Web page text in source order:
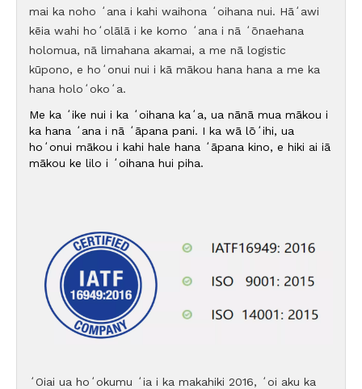
mai ka noho ʻana i kahi waihona ʻoihana nui. Hāʻawi
kēia wahi hoʻolālā i ke komo ʻana i nā ʻōnaehana
holomua, nā limahana akamai, a me nā logistic
kūpono, e hoʻonui nui i kā mākou hana hana a me ka
hana holoʻokoʻa.
Me ka ʻike nui i ka ʻoihana kaʻa, ua nānā mua mākou i
ka hana ʻana i nā ʻāpana pani. I ka wā lōʻihi, ua
hoʻonui mākou i kahi hale hana ʻāpana kino, e hiki ai iā
mākou ke lilo i ʻoihana hui piha.
ʻOiai ua hoʻokumu ʻia i ka makahiki 2016, ʻoi aku ka